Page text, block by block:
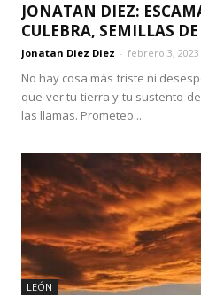
JONATAN DIEZ:
CULEBRA, SEMILLAS
Jonatan Diez Diez - febrero 3, 2023
No hay cosa más triste ni
que ver tu tierra y tu sustento
las llamas. Prometeo...
LEÓN